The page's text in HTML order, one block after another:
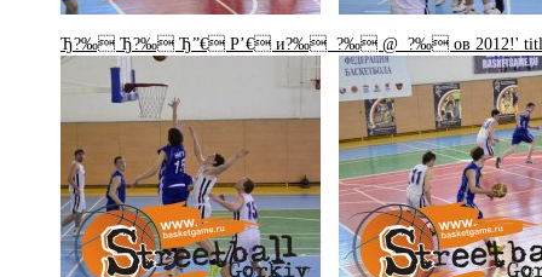
Ђ?‰ Ђ?‰ Ђ”€ P’€ и?‰ ?‰ @ ?‰ ов 2012!'